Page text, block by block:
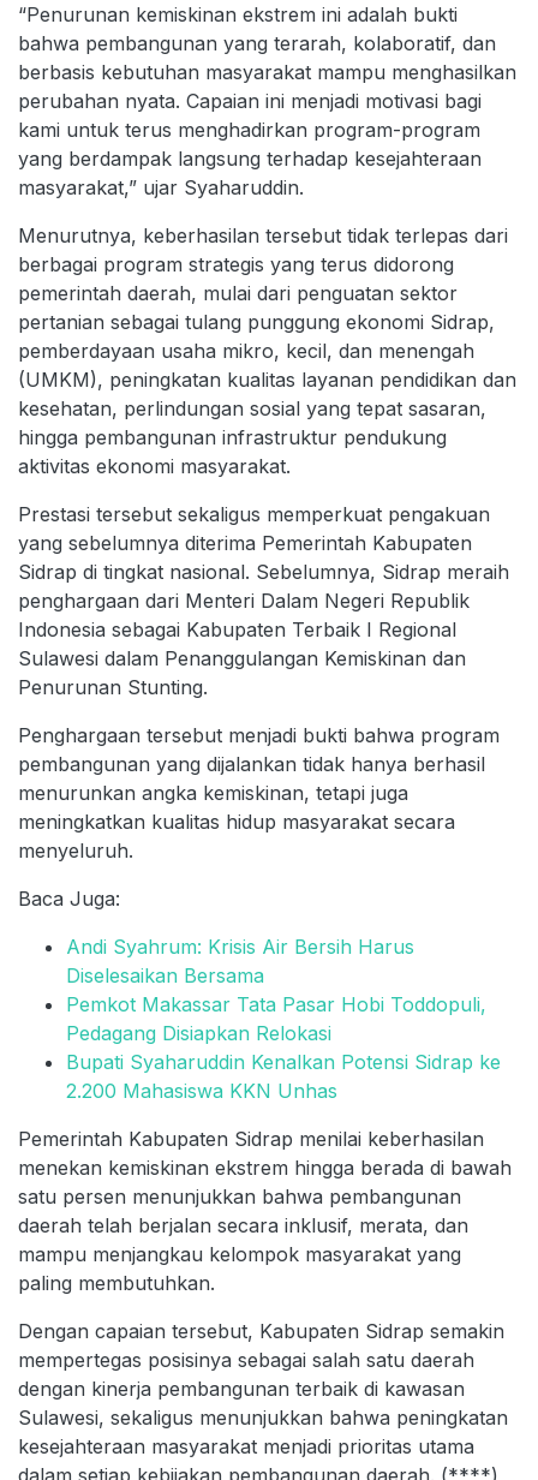
“Penurunan kemiskinan ekstrem ini adalah bukti
bahwa pembangunan yang terarah, kolaboratif, dan
berbasis kebutuhan masyarakat mampu menghasilkan
perubahan nyata. Capaian ini menjadi motivasi bagi
kami untuk terus menghadirkan program-program
yang berdampak langsung terhadap kesejahteraan
masyarakat,” ujar Syaharuddin.
Menurutnya, keberhasilan tersebut tidak terlepas dari
berbagai program strategis yang terus didorong
pemerintah daerah, mulai dari penguatan sektor
pertanian sebagai tulang punggung ekonomi Sidrap,
pemberdayaan usaha mikro, kecil, dan menengah
(UMKM), peningkatan kualitas layanan pendidikan dan
kesehatan, perlindungan sosial yang tepat sasaran,
hingga pembangunan infrastruktur pendukung
aktivitas ekonomi masyarakat.
Prestasi tersebut sekaligus memperkuat pengakuan
yang sebelumnya diterima Pemerintah Kabupaten
Sidrap di tingkat nasional. Sebelumnya, Sidrap meraih
penghargaan dari Menteri Dalam Negeri Republik
Indonesia sebagai Kabupaten Terbaik I Regional
Sulawesi dalam Penanggulangan Kemiskinan dan
Penurunan Stunting.
Penghargaan tersebut menjadi bukti bahwa program
pembangunan yang dijalankan tidak hanya berhasil
menurunkan angka kemiskinan, tetapi juga
meningkatkan kualitas hidup masyarakat secara
menyeluruh.
Baca Juga:
Andi Syahrum: Krisis Air Bersih Harus
Diselesaikan Bersama
Pemkot Makassar Tata Pasar Hobi Toddopuli,
Pedagang Disiapkan Relokasi
Bupati Syaharuddin Kenalkan Potensi Sidrap ke
2.200 Mahasiswa KKN Unhas
Pemerintah Kabupaten Sidrap menilai keberhasilan
menekan kemiskinan ekstrem hingga berada di bawah
satu persen menunjukkan bahwa pembangunan
daerah telah berjalan secara inklusif, merata, dan
mampu menjangkau kelompok masyarakat yang
paling membutuhkan.
Dengan capaian tersebut, Kabupaten Sidrap semakin
mempertegas posisinya sebagai salah satu daerah
dengan kinerja pembangunan terbaik di kawasan
Sulawesi, sekaligus menunjukkan bahwa peningkatan
kesejahteraan masyarakat menjadi prioritas utama
dalam setiap kebijakan pembangunan daerah. (****)